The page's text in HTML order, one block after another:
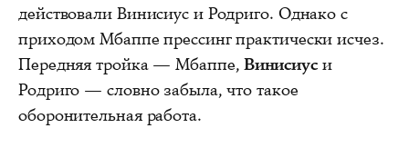
действовали Винисиус и Родриго. Однако с
приходом Мбаппе прессинг практически исчез.
Передняя тройка — Мбаппе,Винисиус и
Родриго — словно забыла, что такое
оборонительная работа.